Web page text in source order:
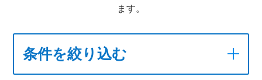
ます。
条件を絞り込む